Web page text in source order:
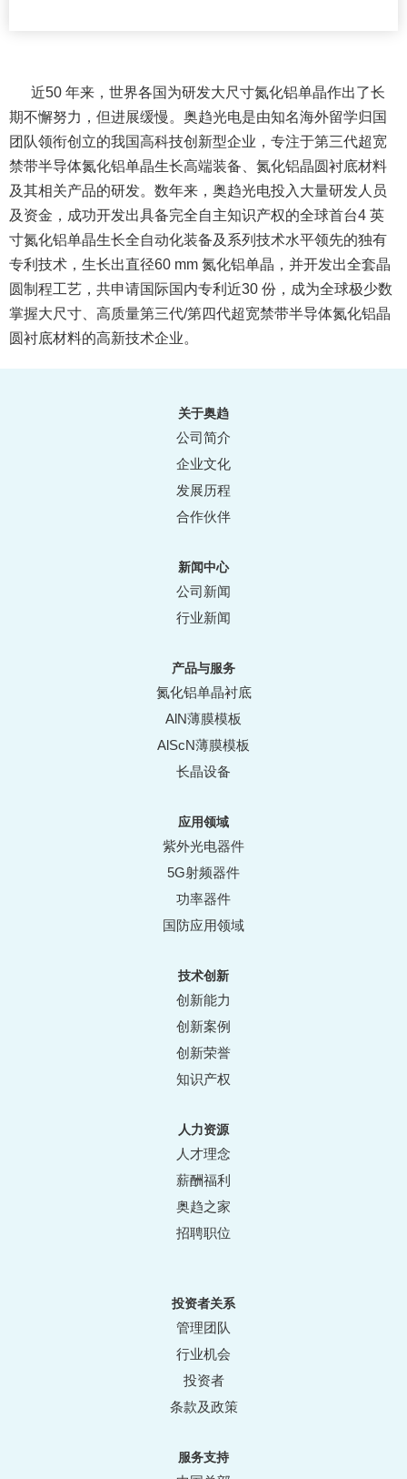
近50 年来，世界各国为研发大尺寸氮化铝单晶作出了长
期不懈努力，但进展缓慢。奥趋光电是由知名海外留学归国
团队领衔创立的我国高科技创新型企业，专注于第三代超宽
禁带半导体氮化铝单晶生长高端装备、氮化铝晶圆衬底材料
及其相关产品的研发。数年来，奥趋光电投入大量研发人员
及资金，成功开发出具备完全自主知识产权的全球首台4 英
寸氮化铝单晶生长全自动化装备及系列技术水平领先的独有
专利技术，生长出直径60 mm 氮化铝单晶，并开发出全套晶
圆制程工艺，共申请国际国内专利近30 份，成为全球极少数
掌握大尺寸、高质量第三代/第四代超宽禁带半导体氮化铝晶
圆衬底材料的高新技术企业。
关于奥趋
公司简介
企业文化
发展历程
合作伙伴
新闻中心
公司新闻
行业新闻
产品与服务
氮化铝单晶衬底
AlN薄膜模板
AlScN薄膜模板
长晶设备
应用领域
紫外光电器件
5G射频器件
功率器件
国防应用领域
技术创新
创新能力
创新案例
创新荣誉
知识产权
人力资源
人才理念
薪酬福利
奥趋之家
招聘职位
投资者关系
管理团队
行业机会
投资者
条款及政策
服务支持